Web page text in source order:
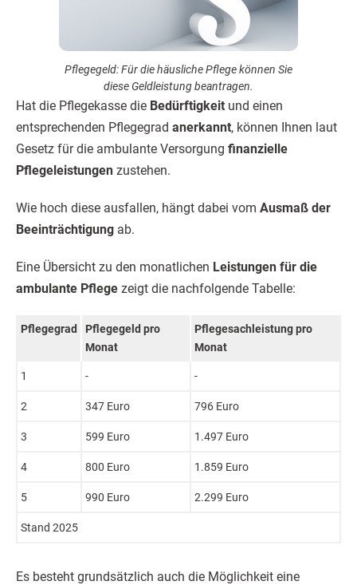
Pflegegeld: Für die häusliche Pflege können Sie
diese Geldleistung beantragen.
Hat die Pflegekasse die Bedürftigkeit und einen
entsprechenden Pflegegrad anerkannt, können Ihnen laut
Gesetz für die ambulante Versorgung finanzielle
Pflegeleistungen zustehen.
Wie hoch diese ausfallen, hängt dabei vom Ausmaß der
Beeinträchtigung ab.
Eine Übersicht zu den monatlichen Leistungen für die
ambulante Pflege zeigt die nachfolgende Tabelle:
Pflegegrad
Pflegegeld pro
Monat
Pflegesachleistung pro
Monat
1 - -
2 347 Euro 796 Euro
3 599 Euro 1.497 Euro
4 800 Euro 1.859 Euro
5 990 Euro 2.299 Euro
Stand 2025
Es besteht grundsätzlich auch die Möglichkeit eine